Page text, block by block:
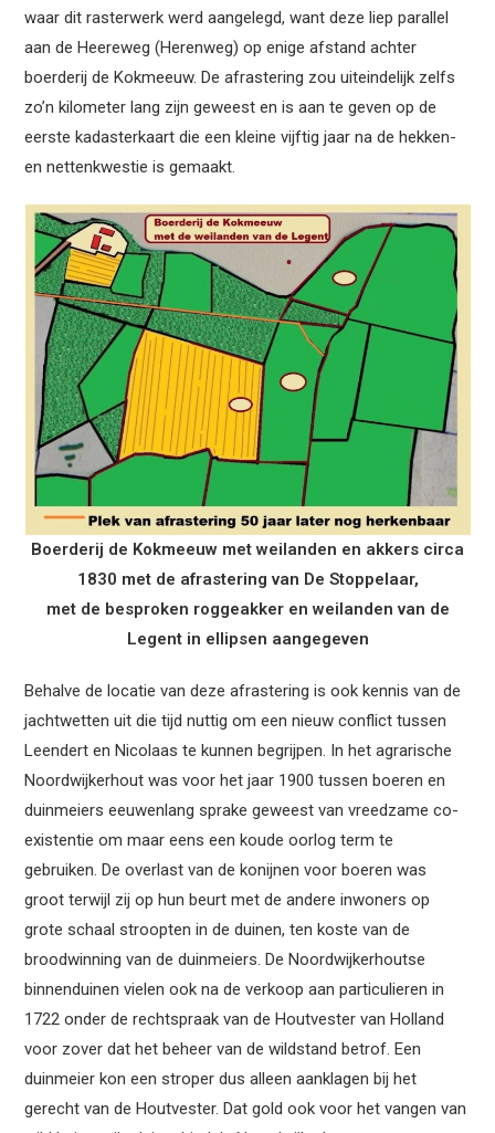
waar dit rasterwerk werd aangelegd, want deze liep parallel
aan de Heereweg (Herenweg) op enige afstand achter
boerderij de Kokmeeuw. De afrastering zou uiteindelijk zelfs
zo’n kilometer lang zijn geweest en is aan te geven op de
eerste kadasterkaart die een kleine vijftig jaar na de hekken-
en nettenkwestie is gemaakt.
Boerderij de Kokmeeuw met weilanden en akkers circa
1830 met de afrastering van De Stoppelaar,
met de besproken roggeakker en weilanden van de
Legent in ellipsen aangegeven
Behalve de locatie van deze afrastering is ook kennis van de
jachtwetten uit die tijd nuttig om een nieuw conflict tussen
Leendert en Nicolaas te kunnen begrijpen. In het agrarische
Noordwijkerhout was voor het jaar 1900 tussen boeren en
duinmeiers eeuwenlang sprake geweest van vreedzame co-
existentie om maar eens een koude oorlog term te
gebruiken. De overlast van de konijnen voor boeren was
groot terwijl zij op hun beurt met de andere inwoners op
grote schaal stroopten in de duinen, ten koste van de
broodwinning van de duinmeiers. De Noordwijkerhoutse
binnenduinen vielen ook na de verkoop aan particulieren in
1722 onder de rechtspraak van de Houtvester van Holland
voor zover dat het beheer van de wildstand betrof. Een
duinmeier kon een stroper dus alleen aanklagen bij het
gerecht van de Houtvester. Dat gold ook voor het vangen van